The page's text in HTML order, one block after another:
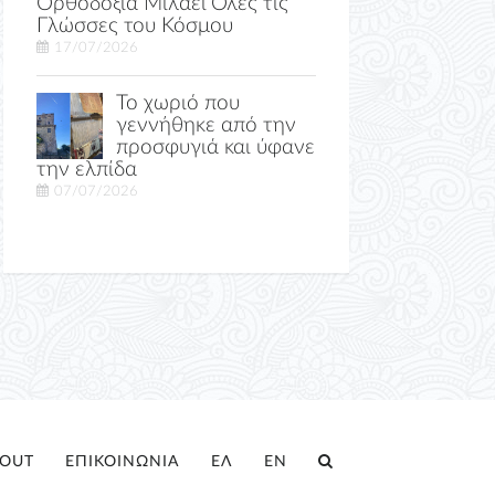
Γλώσσες του Κόσμου
17/07/2026
Το χωριό που
γεννήθηκε από την
προσφυγιά και ύφανε
την ελπίδα
07/07/2026
ΕΠΙΚΟΙΝΩΝΙΑ ΕΛ EN